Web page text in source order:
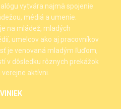
vytvára najmä spojenie
médiá a umenie.
na mládež, mladých
umelcov ako aj pracovníkov
je venovaná mladým ľuďom,
v dôsledku rôznych prekážok
aktívni.